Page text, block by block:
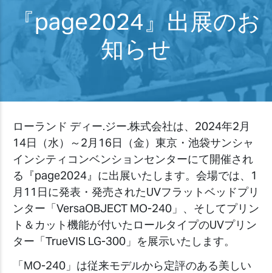
『page2024』出展のお
知らせ
ローランド ディー.ジー.株式会社は、2024年2月
14日（水）～2月16日（金）東京・池袋サンシャ
インシティコンベンションセンターにて開催され
る『page2024』に出展いたします。会場では、1
月11日に発表・発売されたUVフラットベッドプリ
ンター「VersaOBJECT MO-240」、そしてプリン
ト＆カット機能が付いたロールタイプのUVプリン
ター「TrueVIS LG-300」を展示いたします。
「MO-240」は従来モデルから定評のある美しい